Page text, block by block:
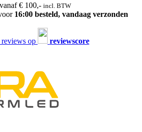
€ 100,- incl. BTW
16:00 besteld, vandaag verzonden
reviews op reviewscore